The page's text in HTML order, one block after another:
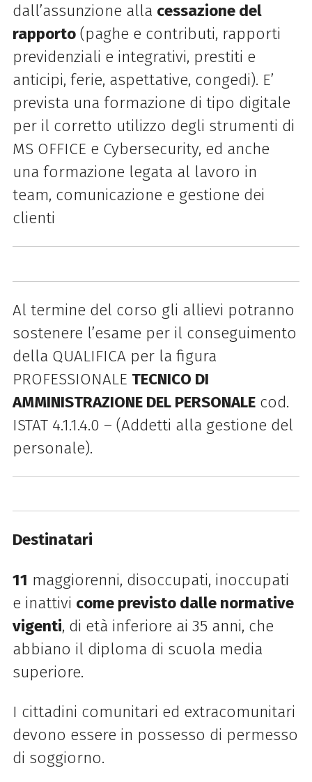
dall’assunzione alla cessazione del
rapporto (paghe e contributi, rapporti
previdenziali e integrativi, prestiti e
anticipi, ferie, aspettative, congedi). E’
prevista una formazione di tipo digitale
per il corretto utilizzo degli strumenti di
MS OFFICE e Cybersecurity, ed anche
una formazione legata al lavoro in
team, comunicazione e gestione dei
clienti
Al termine del corso gli allievi potranno
sostenere l’esame per il conseguimento
della QUALIFICA per la figura
PROFESSIONALE TECNICO DI
AMMINISTRAZIONE DEL PERSONALE cod.
ISTAT 4.1.1.4.0 – (Addetti alla gestione del
personale).
Destinatari
11 maggiorenni, disoccupati, inoccupati
e inattivi come previsto dalle normative
vigenti, di età inferiore ai 35 anni, che
abbiano il diploma di scuola media
superiore.
I cittadini comunitari ed extracomunitari
devono essere in possesso di permesso
di soggiorno.